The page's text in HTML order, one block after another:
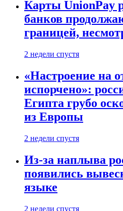
Карты UnionPay
банков
границей,
2 недели спустя
«Настроение на
испорчено»:
Египта грубо
из Европы
2 недели спустя
Из-за наплыва
появились
языке
2 недели спустя